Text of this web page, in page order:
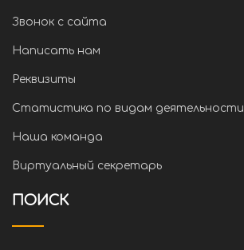
Звонок с сайта
Написать нам
Реквизиты
Статистика по видам деятельности
Наша команда
Виртуальный секретарь
ПОИСК